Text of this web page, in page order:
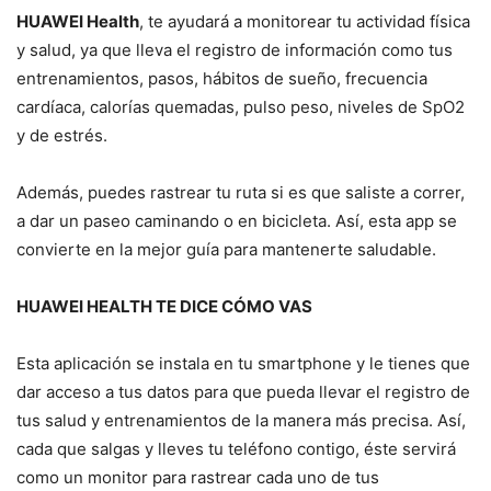
HUAWEI Health, te ayudará a monitorear tu actividad física
y salud, ya que lleva el registro de información como tus
entrenamientos, pasos, hábitos de sueño, frecuencia
cardíaca, calorías quemadas, pulso peso, niveles de SpO2
y de estrés.
Además, puedes rastrear tu ruta si es que saliste a correr,
a dar un paseo caminando o en bicicleta. Así, esta app se
convierte en la mejor guía para mantenerte saludable.
HUAWEI HEALTH TE DICE CÓMO VAS
Esta aplicación se instala en tu smartphone y le tienes que
dar acceso a tus datos para que pueda llevar el registro de
tus salud y entrenamientos de la manera más precisa. Así,
cada que salgas y lleves tu teléfono contigo, éste servirá
como un monitor para rastrear cada uno de tus